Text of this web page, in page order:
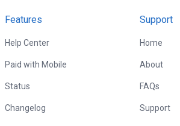
Features
Help Center
Paid with Mobile
Status
Changelog
Support
Home
About
FAQs
Support